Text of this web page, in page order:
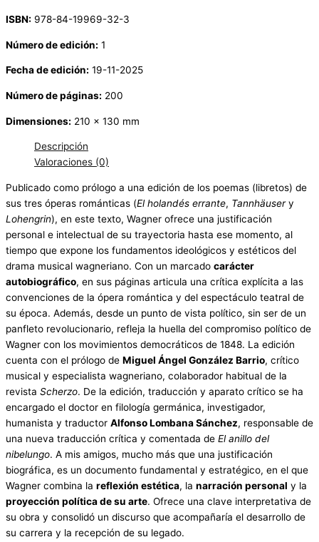
ISBN: 978-84-19969-32-3
Número de edición: 1
Fecha de edición: 19-11-2025
Número de páginas: 200
Dimensiones: 210 x 130 mm
Descripción
Valoraciones (0)
Publicado como prólogo a una edición de los poemas (libretos) de
sus tres óperas románticas (El holandés errante, Tannhäusery
Lohengrin), en este texto, Wagner ofrece una justificación
personal e intelectual de su trayectoria hasta ese momento, al
tiempo que expone los fundamentos ideológicos y estéticos del
drama musical wagneriano. Con un marcado carácter
autobiográfico, en sus páginas articula una crítica explícita a las
convenciones de la ópera romántica y del espectáculo teatral de
su época. Además, desde un punto de vista político, sin ser de un
panfleto revolucionario, refleja la huella del compromiso político de
Wagner con los movimientos democráticos de 1848. La edición
cuenta con el prólogo de Miguel Ángel González Barrio, crítico
musical y especialista wagneriano, colaborador habitual de la
revista Scherzo. De la edición, traducción y aparato crítico se ha
encargado el doctor en filología germánica, investigador,
humanista y traductor Alfonso Lombana Sánchez, responsable de
una nueva traducción crítica y comentada de El anillo del
nibelungo. A mis amigos, mucho más que una justificación
biográfica, es un documento fundamental y estratégico, en el que
Wagner combina la reflexión estética, la narración personal y la
proyección política de su arte. Ofrece una clave interpretativa de
su obra y consolidó un discurso que acompañaría el desarrollo de
su carrera y la recepción de su legado.